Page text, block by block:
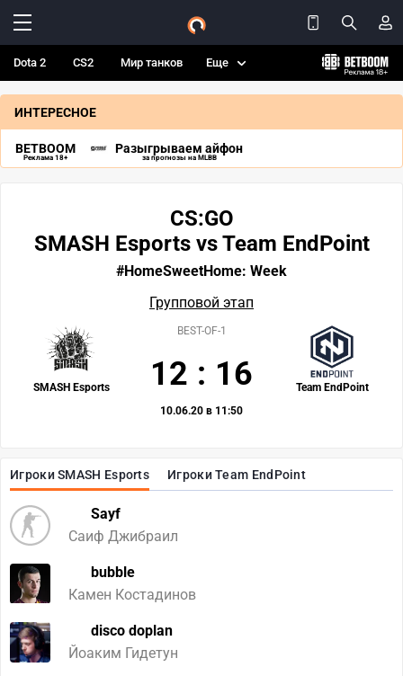
Dota 2 CS2 Мир танков Еще
ИНТЕРЕСНОЕ
BETBOOM
Реклама 18+
Разыгрываем айфон
за прогнозы на MLBB
Игроки SMASH Esports Игроки Team EndPoint
Sayf
Саиф Джибраил
bubble
Камен Костадинов
disco doplan
Йоаким Гидетун
CS:GO
SMASH Esports vs Team EndPoint
#HomeSweetHome: Week
Групповой этап
SMASH Esports Team EndPoint
BEST-OF-1
12 : 16
10.06.20 в 11:50